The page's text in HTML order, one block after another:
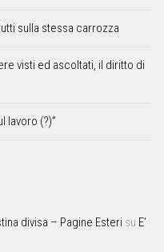
sulla stessa carrozza
visti ed ascoltati, il diritto di
lavoro (?)”
divisa – Pagine Esteri su E’